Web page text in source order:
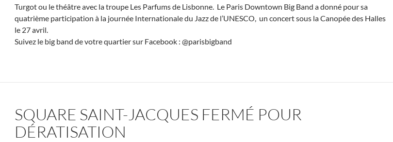
Turgot ou le théâtre avec la troupe Les Parfums de Lisbonne. Le Paris Downtown Big Band a donné pour sa
quatrième participation à la journée Internationale du Jazz de l’UNESCO, un concert sous la Canopée des Halles
le 27 avril.
Suivez le big band de votre quartier sur Facebook : @parisbigband
SQUARE SAINT-JACQUES FERMÉ POUR
DÉRATISATION